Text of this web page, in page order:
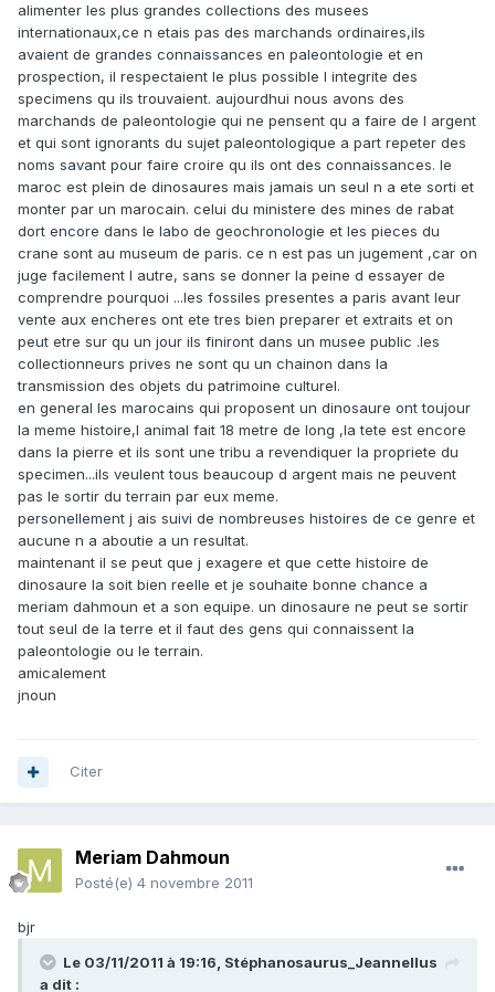
alimenter les plus grandes collections des musees
internationaux,ce n etais pas des marchands ordinaires,ils
avaient de grandes connaissances en paleontologie et en
prospection, il respectaient le plus possible l integrite des
specimens qu ils trouvaient. aujourdhui nous avons des
marchands de paleontologie qui ne pensent qu a faire de l argent
et qui sont ignorants du sujet paleontologique a part repeter des
noms savant pour faire croire qu ils ont des connaissances. le
maroc est plein de dinosaures mais jamais un seul n a ete sorti et
monter par un marocain. celui du ministere des mines de rabat
dort encore dans le labo de geochronologie et les pieces du
crane sont au museum de paris. ce n est pas un jugement ,car on
juge facilement l autre, sans se donner la peine d essayer de
comprendre pourquoi ...les fossiles presentes a paris avant leur
vente aux encheres ont ete tres bien preparer et extraits et on
peut etre sur qu un jour ils finiront dans un musee public .les
collectionneurs prives ne sont qu un chainon dans la
transmission des objets du patrimoine culturel.
en general les marocains qui proposent un dinosaure ont toujour
la meme histoire,l animal fait 18 metre de long ,la tete est encore
dans la pierre et ils sont une tribu a revendiquer la propriete du
specimen...ils veulent tous beaucoup d argent mais ne peuvent
pas le sortir du terrain par eux meme.
personellement j ais suivi de nombreuses histoires de ce genre et
aucune n a aboutie a un resultat.
maintenant il se peut que j exagere et que cette histoire de
dinosaure la soit bien reelle et je souhaite bonne chance a
meriam dahmoun et a son equipe. un dinosaure ne peut se sortir
tout seul de la terre et il faut des gens qui connaissent la
paleontologie ou le terrain.
amicalement
jnoun
Citer
Meriam Dahmoun
Posté(e) 4 novembre 2011
bjr
Le 03/11/2011 à 19:16, Stéphanosaurus_Jeannellus
a dit :